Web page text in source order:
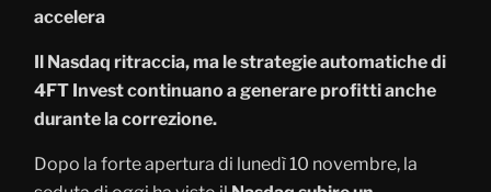
accelera
Il Nasdaq ritraccia, ma le strategie automatiche di
4FT Invest continuano a generare profitti anche
durante la correzione.
Dopo la forte apertura di lunedì 10 novembre, la